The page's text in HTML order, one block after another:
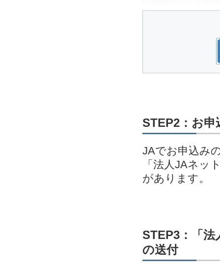
STEP2：お申
JAでお申込み
「法人JAネッ
があります。
STEP3：「
の送付